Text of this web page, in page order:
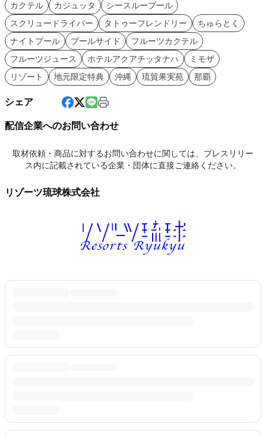
カクテル
カジュッタ
シースループール
スクリュードライバー
タトゥーフレンドリー
ちゅらとく
ナイトプール
プールサイド
フルーツカクテル
フルーツジュース
ホテルアクアチッタナハ
ミモザ
リゾート
地元限定特典 沖縄 琉貿果実苑 那覇
シェア
配信企業へのお問い合わせ
取材依頼・商品に対するお問い合わせに関しては、プレスリリー
ス内に記載されている企業・団体に直接ご連絡ください。
リゾーツ琉球株式会社